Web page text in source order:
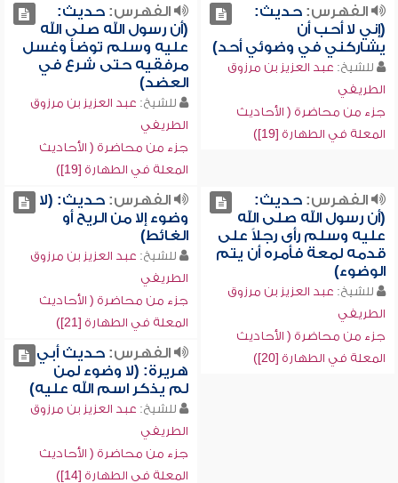
الفهرس:حديث:
(إني لا أحب أن
يشاركني في وضوئي أحد)
للشيخ: عبد العزيز بن مرزوق
الطريفي
جزء من محاضرة ( الأحاديث
المعلة في الطهارة [19])
الفهرس:حديث:
(أن رسول الله صلى الله
عليه وسلم توضأ وغسل
مرفقيه حتى شرع في
العضد)
للشيخ: عبد العزيز بن مرزوق
الطريفي
جزء من محاضرة ( الأحاديث
المعلة في الطهارة [19])
الفهرس:حديث:
(أن رسول الله صلى الله
عليه وسلم رأى رجلاً على
قدمه لمعة فأمره أن يتم
الوضوء)
للشيخ: عبد العزيز بن مرزوق
الطريفي
جزء من محاضرة ( الأحاديث
المعلة في الطهارة [20])
الفهرس:حديث: (لا
وضوء إلا من الريح أو
الغائط)
للشيخ: عبد العزيز بن مرزوق
الطريفي
جزء من محاضرة ( الأحاديث
المعلة في الطهارة [21])
الفهرس:حديث أبي
هريرة: (لا وضوء لمن
لم يذكر اسم الله عليه)
للشيخ: عبد العزيز بن مرزوق
الطريفي
جزء من محاضرة ( الأحاديث
المعلة في الطهارة [14])